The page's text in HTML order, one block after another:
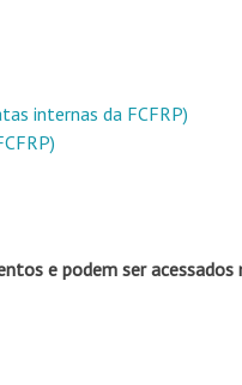
internas da FCFRP)
e podem ser acessados